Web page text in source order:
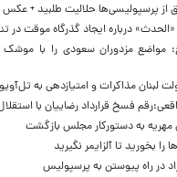
از پرسپولیسی‌ها حلالیت طلبید + عکس
درباره ایجاد گذرگاه موقت در
مواضع مزدوران سعودی را با
لبنان مذاکرات و امتیازدهی به
فسخ قرارداد رضاییان با استقلال فقط
مهریه به دستورکار مجلس بازگشت
را بخورید تا آلزایمر نگیرید
در راه پیوستن به پرسپولیس